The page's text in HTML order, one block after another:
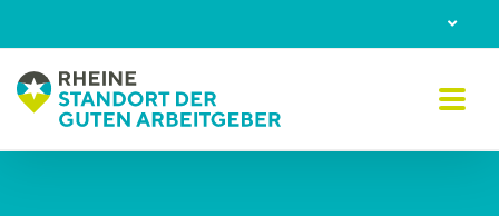
to
content